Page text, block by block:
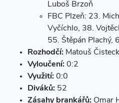
Luboš Brzoň
FBC Plzeň: 23.
Vyčíchlo, 38.
55. Štěpán Plachý,
Rozhodčí: Matouš
Vyloučení: 0:2
Využití: 0:0
Diváků: 52
Zásahy brankářů: Omar